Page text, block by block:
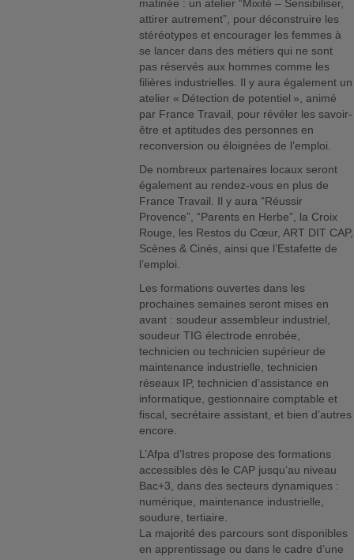
matinée : un atelier “Mixité – Sensibiliser,
attirer autrement”, pour déconstruire les
stéréotypes et encourager les femmes à
se lancer dans des métiers qui ne sont
pas réservés aux hommes comme les
filières industrielles. Il y aura également un
atelier « Détection de potentiel », animé
par France Travail, pour révéler les savoir-
être et aptitudes des personnes en
reconversion ou éloignées de l’emploi.
De nombreux partenaires locaux seront
également au rendez-vous en plus de
France Travail. Il y aura “Réussir
Provence”, “Parents en Herbe”, la Croix
Rouge, les Restos du Cœur, ART DIT CAP,
Scènes & Cinés, ainsi que l’Estafette de
l’emploi.
Les formations ouvertes dans les
prochaines semaines seront mises en
avant : soudeur assembleur industriel,
soudeur TIG électrode enrobée,
technicien ou technicien supérieur de
maintenance industrielle, technicien
réseaux IP, technicien d’assistance en
informatique, gestionnaire comptable et
fiscal, secrétaire assistant, et bien d’autres
encore.
L’Afpa d’Istres propose des formations
accessibles dès le CAP jusqu’au niveau
Bac+3, dans des secteurs dynamiques :
numérique, maintenance industrielle,
soudure, tertiaire.
La majorité des parcours sont disponibles
en apprentissage ou dans le cadre d’une